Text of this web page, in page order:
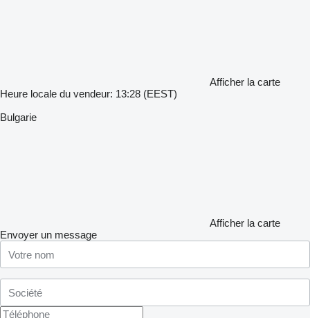
Afficher la carte
Heure locale du vendeur: 13:28 (EEST)
Bulgarie
Afficher la carte
Envoyer un message